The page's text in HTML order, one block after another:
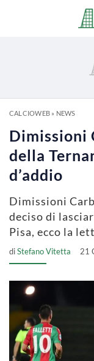
CALCIOWEB» NEWS
Dimissioni
della
d’addio
Dimissioni
deciso di
Pisa, ecco la
diStefano Vitetta 21